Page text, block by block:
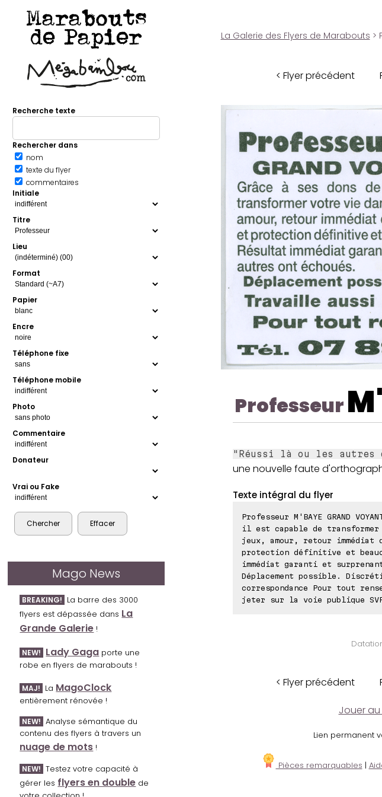
Marabouts
de Papier
Recherche texte
Rechercher dans
nom
texte du flyer
commentaires
Initiale
Titre
Lieu
Format
Papier
Encre
Téléphone fixe
Téléphone mobile
Photo
Commentaire
Donateur
Vrai ou Fake
Mago News
BREAKING! La barre des 3000
flyers est dépassée dans La
Grande Galerie !
NEW! Lady Gaga porte une
robe en flyers de marabouts !
MAJ! La MagoClock
entièrement rénovée !
NEW! Analyse sémantique du
contenu des flyers à travers un
nuage de mots !
NEW! Testez votre capacité à
gérer les flyers en double de
La Galerie des Flyers de Marabouts >
< Flyer précédent
Professeur
"Réussi là ou les autres
une nouvelle faute
Texte intégral du flyer
Professeur M'BAYE GRAND
il est capable de transformer
jeux, amour, retour immédiat
protection définitive et
immédiat garanti et
Déplacement possible.
correspondance Pour tout
jeter sur la voie publique
< Flyer précédent
Jouer
Lien permanent
Pièces remarquables |